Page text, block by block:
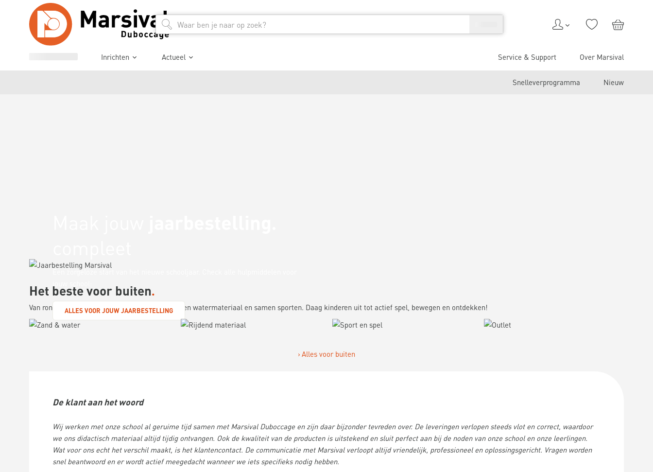
Inrichten Actueel Service & Support Over Marsival
Snelleverprogramma Nieuw
Een zorgeloze start van het nieuwe schooljaar. Check alle hulpmiddelen voor
ALLES VOOR JOUW JAARBESTELLING
Het beste voor buiten
Van rondrijden op fietsjes tot bouwen met zand- en watermateriaal en samen sporten. Daag kinderen uit tot actief spel, bewegen en ontdekken!
Alles voor buiten
De klant aan het woord
Wij werken met onze school al geruime tijd samen met Marsival Duboccage en zijn daar bijzonder tevreden over. De leveringen verlopen steeds vlot en correct, waardoor
we ons didactisch materiaal altijd tijdig ontvangen. Ook de kwaliteit van de producten is uitstekend en sluit perfect aan bij de noden van onze school en onze leerlingen.
Wat voor ons echt het verschil maakt, is het klantencontact. De communicatie met Marsival verloopt altijd vriendelijk, professioneel en oplossingsgericht. Vragen worden
snel beantwoord en er wordt actief meegedacht wanneer we iets specifieks nodig hebben.